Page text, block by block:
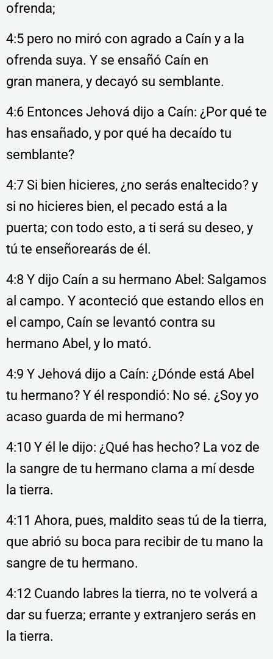
ofrenda;
4:5 pero no miró con agrado a Caín y a la
ofrenda suya. Y se ensañó Caín en
gran manera, y decayó su semblante.
4:6 Entonces Jehová dijo a Caín: ¿Por qué te
has ensañado, y por qué ha decaído tu
semblante?
4:7 Si bien hicieres, ¿no serás enaltecido? y
si no hicieres bien, el pecado está a la
puerta; con todo esto, a ti será su deseo, y
tú te enseñorearás de él.
4:8 Y dijo Caín a su hermano Abel: Salgamos
al campo. Y aconteció que estando ellos en
el campo, Caín se levantó contra su
hermano Abel, y lo mató.
4:9 Y Jehová dijo a Caín: ¿Dónde está Abel
tu hermano? Y él respondió: No sé. ¿Soy yo
acaso guarda de mi hermano?
4:10 Y él le dijo: ¿Qué has hecho? La voz de
la sangre de tu hermano clama a mí desde
la tierra.
4:11 Ahora, pues, maldito seas tú de la tierra,
que abrió su boca para recibir de tu mano la
sangre de tu hermano.
4:12 Cuando labres la tierra, no te volverá a
dar su fuerza; errante y extranjero serás en
la tierra.